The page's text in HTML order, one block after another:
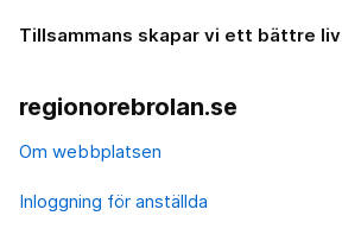
Tillsammans skapar vi ett bättre liv
regionorebrolan.se
Om webbplatsen
Inloggning för anställda